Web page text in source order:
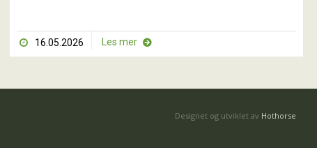
 16.05.2026 Les mer 
Designet og utviklet av Hothorse